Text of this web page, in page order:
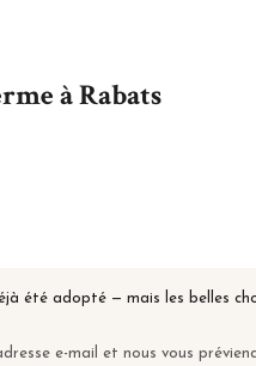
à Rabats
été adopté — mais les belles
e-mail et nous vous